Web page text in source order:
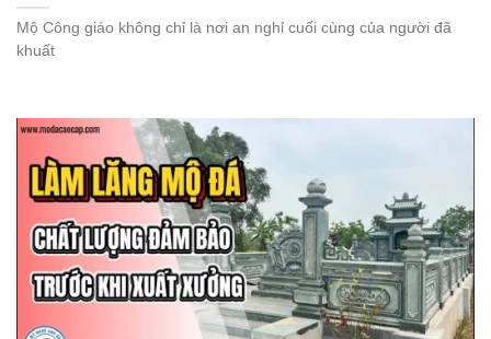
Mộ Công giáo không chỉ là nơi an nghỉ cuối cùng của người đã
khuất